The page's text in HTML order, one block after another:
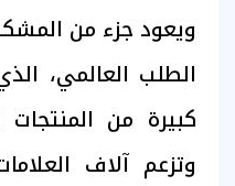
ويعود جزء من
الطلب العالمي،
كبيرة من المنتجات
وتزعم آلاف